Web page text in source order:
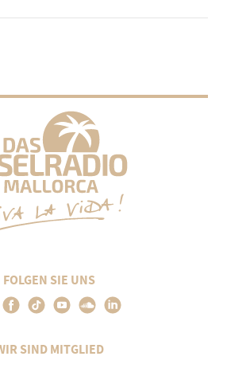
FOLGEN SIE UNS
SIND MITGLIED